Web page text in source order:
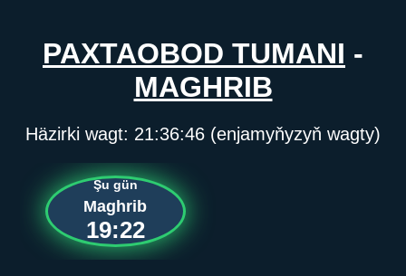
PAXTAOBOD TUMANI -
MAGHRIB
Häzirki wagt: 21:36:46 (enjamyňyzyň wagty)
Şu gün
Maghrib
19:22